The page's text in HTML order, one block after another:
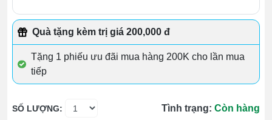
Quà tặng kèm trị giá 200,000 đ
Tặng 1 phiếu ưu đãi mua hàng 200K cho lần mua
tiếp
SỐ LƯỢNG: Tình trạng: Còn hàng